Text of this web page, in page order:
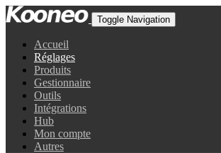
Toggle Navigation
Accueil
Réglages
Produits
Gestionnaire
Outils
Intégrations
Hub
Mon compte
Autres